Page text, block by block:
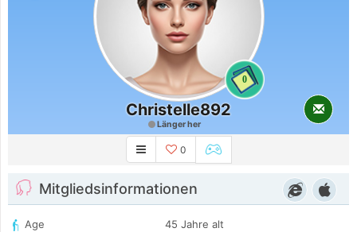
0
Christelle892
Länger her
0
Mitgliedsinformationen
Age
45 Jahre alt